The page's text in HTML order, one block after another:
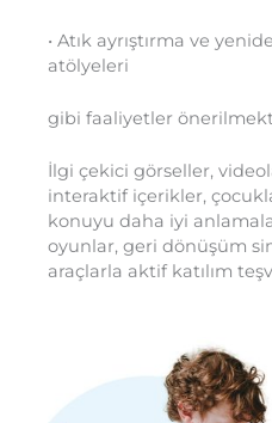
• Atık ayrıştırma ve
atölyeleri
gibi faaliyetler
İlgi çekici görseller,
interaktif içerikler,
konuyu daha iyi
oyunlar, geri dönüşüm
araçlarla aktif katılım